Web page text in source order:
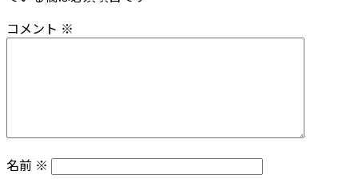
コメント ※
名前 ※